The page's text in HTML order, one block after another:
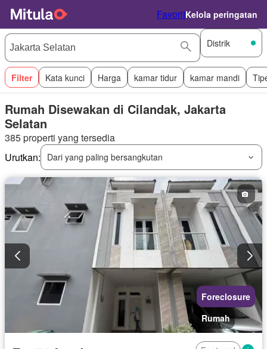
FavoritKelola peringatan
Distrik
Filter Kata kunci Harga kamar tidur kamar mandi
Rumah Disewakan di Cilandak, Jakarta
Selatan
385 properti yang tersedia
Urutkan:
Dari yang paling bersangkutan
Foreclosure
Rumah